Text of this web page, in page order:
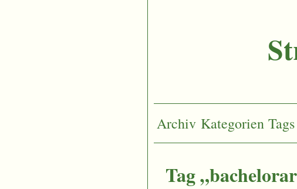
Archiv Kategorien Tags
Tag